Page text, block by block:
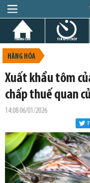
TRANG CHỦ TIN GIỜ CHÓT
HÀNG HÓA
Xuất khẩu tôm
chấp thuế quan
14:08 06/01/2026